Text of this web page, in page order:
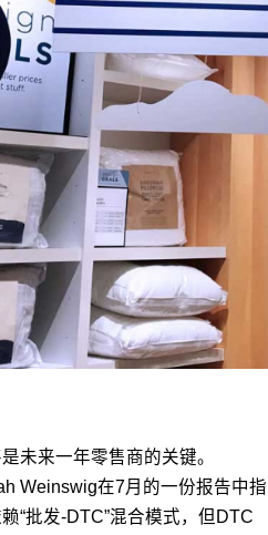
未来一年零售商的关键。
Weinswig在7月的一份报告中指
“批发-DTC”混合模式，但DTC